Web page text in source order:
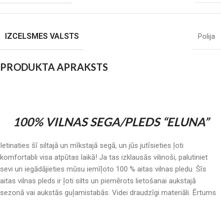
IZCELSMES VALSTS Polija
PRODUKTA APRAKSTS
100% VILNAS SEGA/PLEDS “ELUNA”
Ietinaties šī siltajā un mīkstajā segā, un jūs jutīsieties ļoti
komfortabli visa atpūtas laikā! Ja tas izklausās vilinoši, palutiniet
sevi un iegādājieties mūsu iemīļoto 100 % aitas vilnas pledu. Šīs
aitas vilnas pleds ir ļoti silts un piemērots lietošanai aukstajā
sezonā vai aukstās guļamistabās. Videi draudzīgi materiāli. Ērtums